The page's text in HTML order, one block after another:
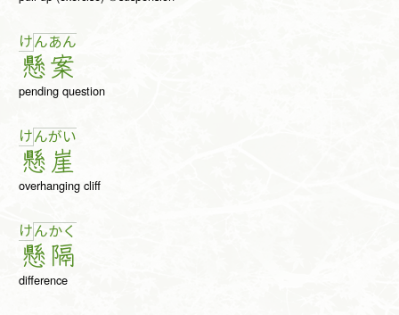
けん
懸
あん
案
pending question
けん
懸
がい
崖
overhanging cliff
けん
懸
かく
隔
difference